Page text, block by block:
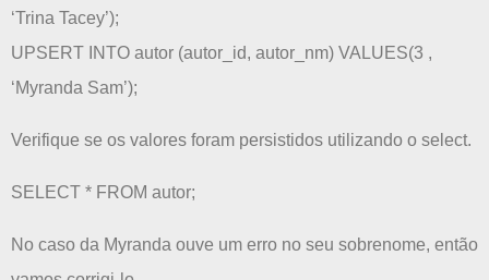
‘Trina Tacey’);
UPSERT INTO autor (autor_id, autor_nm) VALUES(3 ,
‘Myranda Sam’);
Verifique se os valores foram persistidos utilizando o select.
SELECT * FROM autor;
No caso da Myranda ouve um erro no seu sobrenome, então